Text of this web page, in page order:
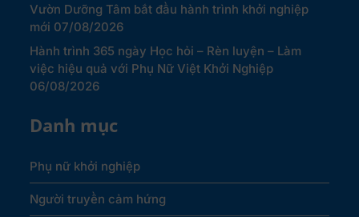
Vườn Dưỡng Tâm bắt đầu hành trình khởi nghiệp
mới 07/08/2026
Hành trình 365 ngày Học hỏi – Rèn luyện – Làm
việc hiệu quả với Phụ Nữ Việt Khởi Nghiệp
06/08/2026
Danh mục
Phụ nữ khởi nghiệp
Người truyền cảm hứng